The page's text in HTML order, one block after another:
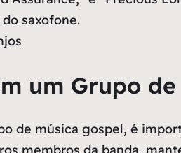
saxofone.
um Grupo
de música gospel, é